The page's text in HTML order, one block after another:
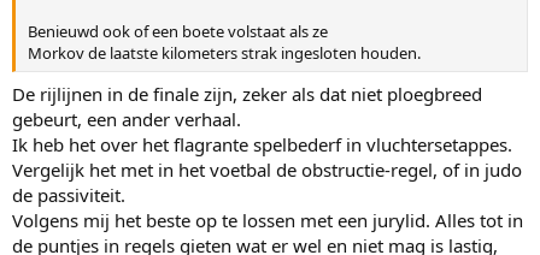
Benieuwd ook of een boete volstaat als ze
Morkov de laatste kilometers strak ingesloten houden.
De rijlijnen in de finale zijn, zeker als dat niet ploegbreed
gebeurt, een ander verhaal.
Ik heb het over het flagrante spelbederf in vluchtersetappes.
Vergelijk het met in het voetbal de obstructie-regel, of in judo
de passiviteit.
Volgens mij het beste op te lossen met een jurylid. Alles tot in
de puntjes in regels gieten wat er wel en niet mag is lastig,